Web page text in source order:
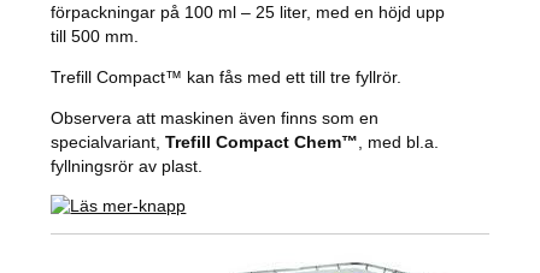
förpackningar på 100 ml – 25 liter, med en höjd upp
till 500 mm.
Trefill Compact™ kan fås med ett till tre fyllrör.
Observera att maskinen även finns som en
specialvariant,Trefill Compact Chem™, med bl.a.
fyllningsrör av plast.